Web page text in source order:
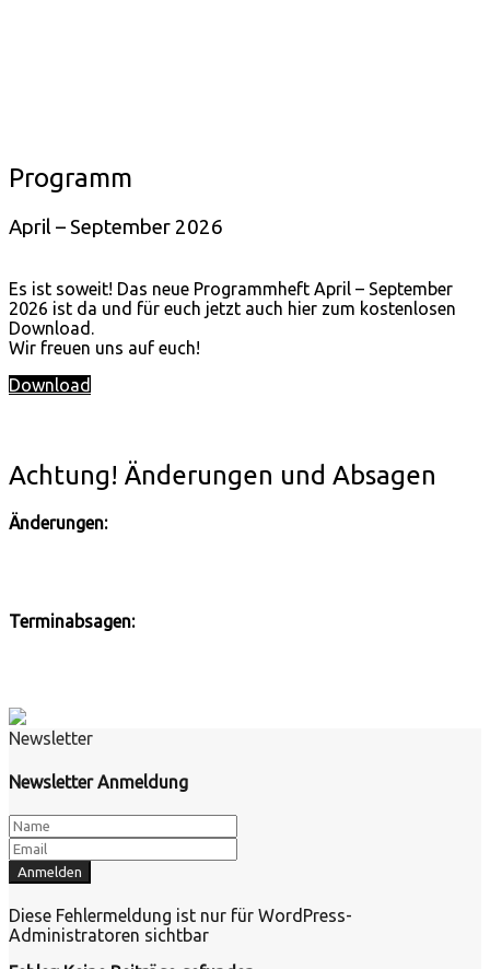
Programm
April – September 2026
Es ist soweit! Das neue Programmheft April – September
2026 ist da und für euch jetzt auch hier zum kostenlosen
Download.
Wir freuen uns auf euch!
Download
Achtung! Änderungen und Absagen
Änderungen:
Terminabsagen:
Newsletter
Newsletter Anmeldung
Diese Fehlermeldung ist nur für WordPress-
Administratoren sichtbar